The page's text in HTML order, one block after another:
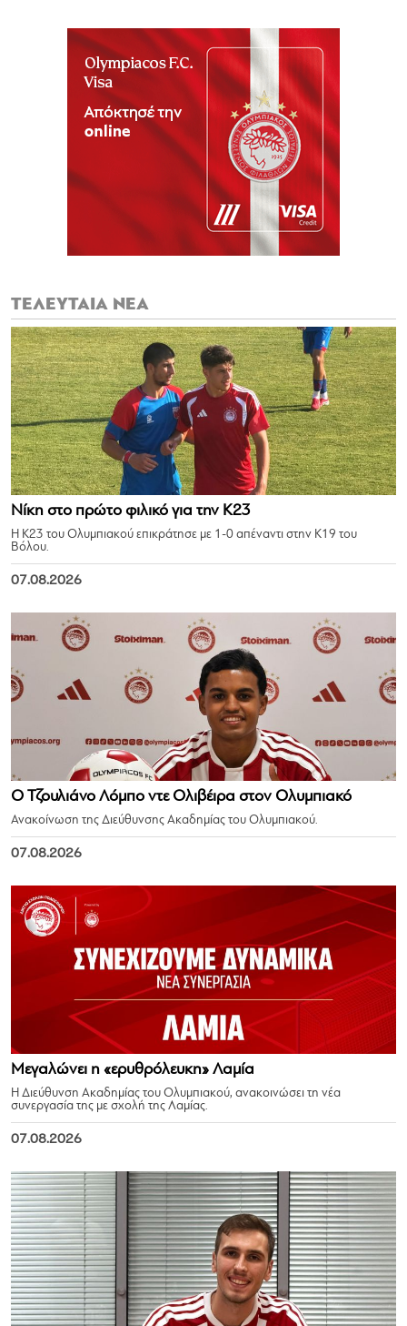
ΤΕΛΕΥΤΑΙΑ ΝΕΑ
Νίκη στο πρώτο φιλικό για την Κ23
Η Κ23 του Ολυμπιακού επικράτησε με 1-0 απέναντι στην Κ19 του
Βόλου.
07.08.2026
Ο Τζουλιάνο Λόμπο ντε Ολιβέιρα στον Ολυμπιακό
Ανακοίνωση της Διεύθυνσης Ακαδημίας του Ολυμπιακού.
07.08.2026
Μεγαλώνει η «ερυθρόλευκη» Λαμία
Η Διεύθυνση Ακαδημίας του Ολυμπιακού, ανακοινώσει τη νέα
συνεργασία της με σχολή της Λαμίας.
07.08.2026